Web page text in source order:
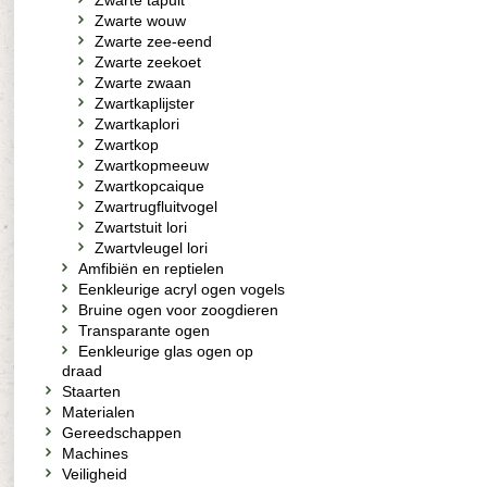
Zwarte wouw
Zwarte zee-eend
Zwarte zeekoet
Zwarte zwaan
Zwartkaplijster
Zwartkaplori
Zwartkop
Zwartkopmeeuw
Zwartkopcaique
Zwartrugfluitvogel
Zwartstuit lori
Zwartvleugel lori
Amfibiën en reptielen
Eenkleurige acryl ogen vogels
Bruine ogen voor zoogdieren
Transparante ogen
Eenkleurige glas ogen op
draad
Staarten
Materialen
Gereedschappen
Machines
Veiligheid